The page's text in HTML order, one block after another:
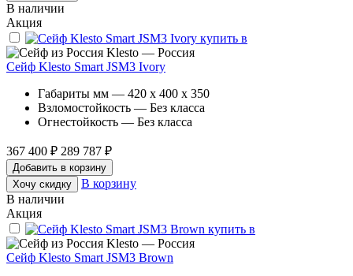
В наличии
Акция
Klesto — Россия
Сейф Klesto Smart JSM3 Ivory
Габариты мм — 420 x 400 x 350
Взломостойкость — Без класса
Огнестойкость — Без класса
367 400 ₽ 289 787 ₽
Добавить в корзину
Хочу скидку
В корзину
В наличии
Акция
Klesto — Россия
Сейф Klesto Smart JSM3 Brown